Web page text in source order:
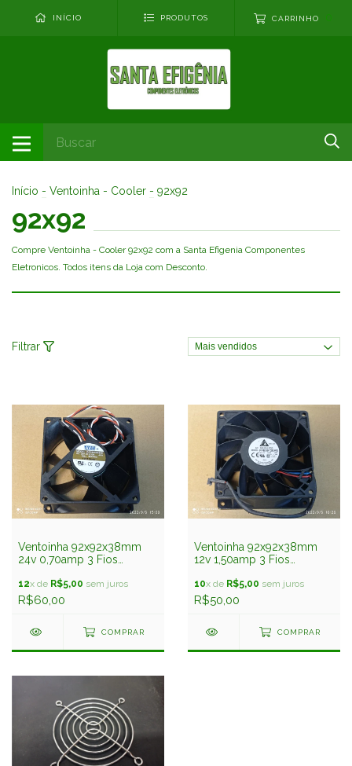
INÍCIO PRODUTOS CARRINHO
Início - Ventoinha - Cooler - 92x92
92x92
Compre Ventoinha - Cooler 92x92 com a Santa Efigenia Componentes
Eletronicos. Todos itens da Loja com Desconto.
Filtrar
Ventoinha 92x92x38mm
24v 0,70amp 3 Fios
Avc Usado
12x de R$5,00 sem juros
R$60,00
COMPRAR
Ventoinha 92x92x38mm
12v 1,50amp 3 Fios
Delta Usado
10x de R$5,00 sem juros
R$50,00
COMPRAR